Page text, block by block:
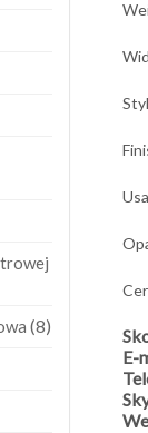
E-
(8)